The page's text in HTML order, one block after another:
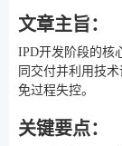
文章主旨：
IPD开发阶段的核
同交付并利用技
免过程失控。
关键要点：